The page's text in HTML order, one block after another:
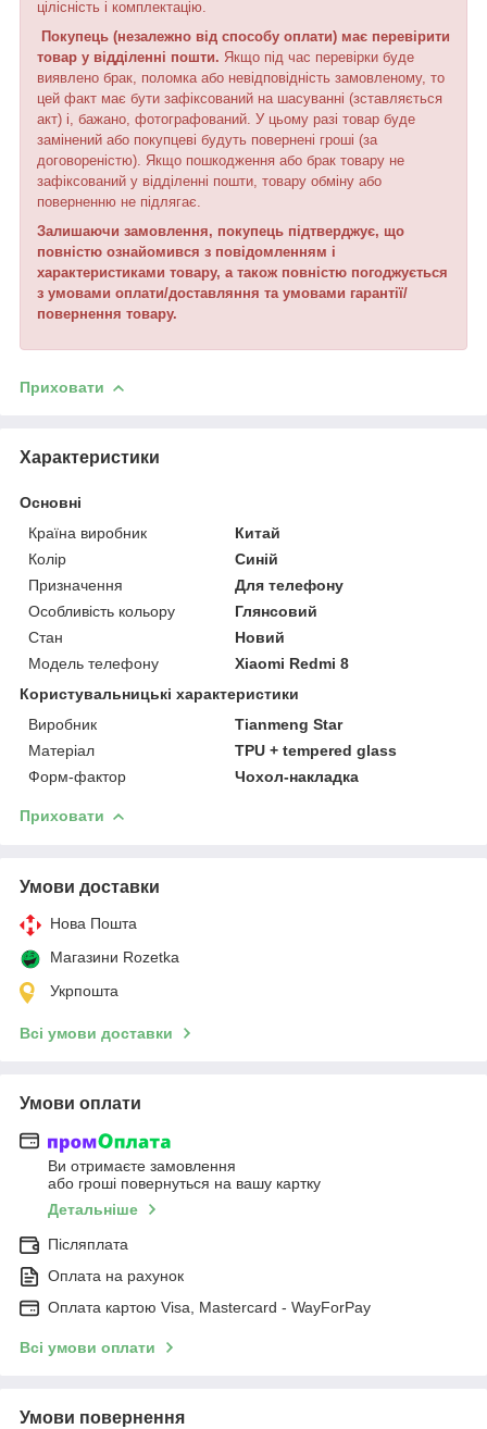
цілісність і комплектацію.
Покупець (незалежно від способу оплати) має перевірити
товар у відділенні пошти. Якщо під час перевірки буде
виявлено брак, поломка або невідповідність замовленому, то
цей факт має бути зафіксований на шасуванні (зставляється
акт) і, бажано, фотографований. У цьому разі товар буде
замінений або покупцеві будуть повернені гроші (за
договореністю). Якщо пошкодження або брак товару не
зафіксований у відділенні пошти, товару обміну або
поверненню не підлягає.
Залишаючи замовлення, покупець підтверджує, що
повністю ознайомився з повідомленням і
характеристиками товару, а також повністю погоджується
з умовами оплати/доставляння та умовами гарантії/
повернення товару.
Приховати
Характеристики
Основні
Країна виробник
Китай
Колір
Синій
Призначення
Для телефону
Особливість кольору
Глянсовий
Стан
Новий
Модель телефону
Xiaomi Redmi 8
Користувальницькі характеристики
Виробник
Tianmeng Star
Матеріал
TPU + tempered glass
Форм-фактор
Чохол-накладка
Приховати
Умови доставки
Нова Пошта
Магазини Rozetka
Укрпошта
Всі умови доставки
Умови оплати
Ви отримаєте замовлення
або гроші повернуться на вашу картку
Детальніше
Післяплата
Оплата на рахунок
Оплата картою Visa, Mastercard - WayForPay
Всі умови оплати
Умови повернення